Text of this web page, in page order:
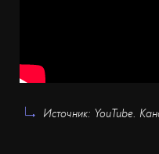
Источник: YouTube.